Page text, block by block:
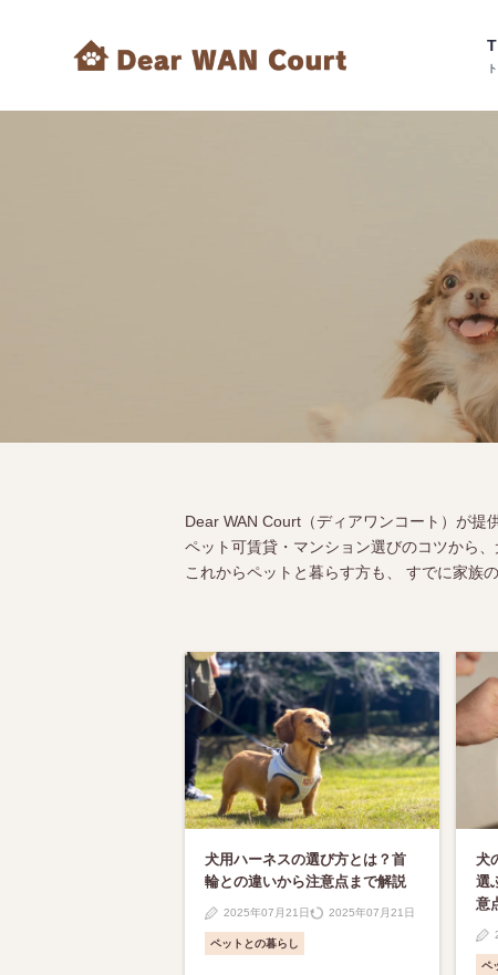
Dear WAN Court（ディアワンコート）が提
ペット可賃貸・マンション選びのコツから
これからペットと暮らす方も、 すでに家族
犬用ハーネスの選び方とは？首
輪との違いから注意点まで解説
2025年07月21日 2025年07月21日
ペットとの暮らし
犬
選
意
ペ